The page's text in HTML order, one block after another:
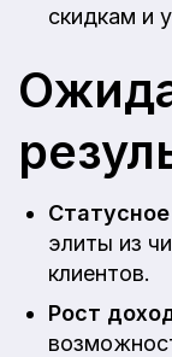
скидкам и
элиты из
клиентов.
Рост